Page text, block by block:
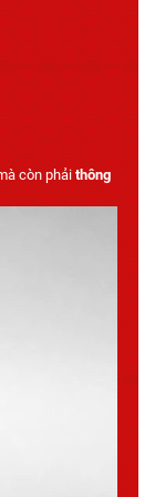
còn phải thông